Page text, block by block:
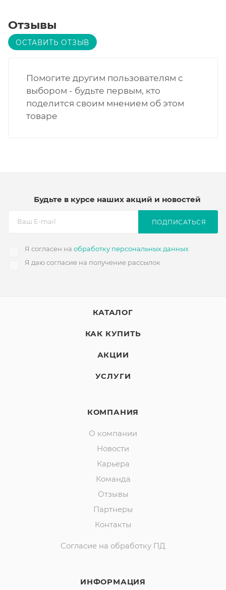
Отзывы
ОСТАВИТЬ ОТЗЫВ
Помогите другим пользователям с
выбором - будьте первым, кто
поделится своим мнением об этом
товаре
Будьте в курсе наших акций и новостей
Я согласен на обработку персональных данных
Я даю согласие на получение рассылок
ПОДПИСАТЬСЯ
КАТАЛОГ
КАК КУПИТЬ
АКЦИИ
УСЛУГИ
КОМПАНИЯ
О компании
Новости
Карьера
Команда
Отзывы
Партнеры
Контакты
Согласие на обработку ПД
ИНФОРМАЦИЯ